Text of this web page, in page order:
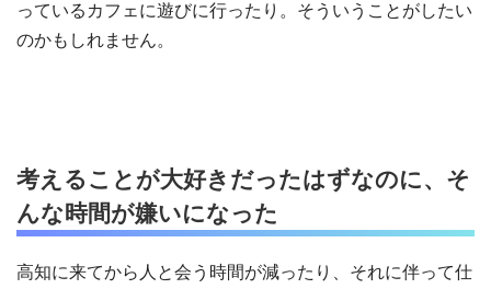
っているカフェに遊びに行ったり。そういうことがしたい
のかもしれません。
考えることが大好きだったはずなのに、そ
んな時間が嫌いになった
高知に来てから人と会う時間が減ったり、それに伴って仕